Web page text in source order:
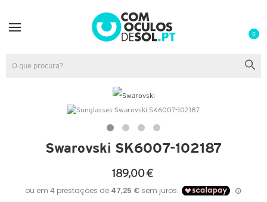
0
Swarovski SK6007-102187
189,00 €